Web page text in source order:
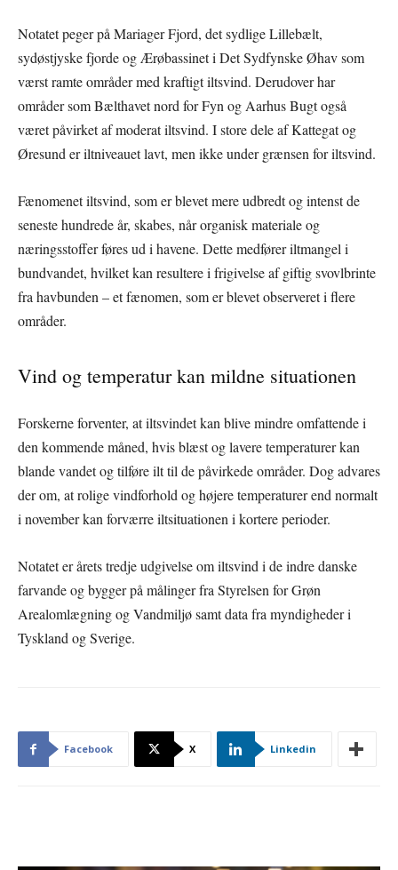
Notatet peger på Mariager Fjord, det sydlige Lillebælt,
sydøstjyske fjorde og Ærøbassinet i Det Sydfynske Øhav som
værst ramte områder med kraftigt iltsvind. Derudover har
områder som Bælthavet nord for Fyn og Aarhus Bugt også
været påvirket af moderat iltsvind. I store dele af Kattegat og
Øresund er iltniveauet lavt, men ikke under grænsen for iltsvind.
Fænomenet iltsvind, som er blevet mere udbredt og intenst de
seneste hundrede år, skabes, når organisk materiale og
næringsstoffer føres ud i havene. Dette medfører iltmangel i
bundvandet, hvilket kan resultere i frigivelse af giftig svovlbrinte
fra havbunden – et fænomen, som er blevet observeret i flere
områder.
Vind og temperatur kan mildne situationen
Forskerne forventer, at iltsvindet kan blive mindre omfattende i
den kommende måned, hvis blæst og lavere temperaturer kan
blande vandet og tilføre ilt til de påvirkede områder. Dog advares
der om, at rolige vindforhold og højere temperaturer end normalt
i november kan forværre iltsituationen i kortere perioder.
Notatet er årets tredje udgivelse om iltsvind i de indre danske
farvande og bygger på målinger fra Styrelsen for Grøn
Arealomlægning og Vandmiljø samt data fra myndigheder i
Tyskland og Sverige.
Facebook X Linkedin